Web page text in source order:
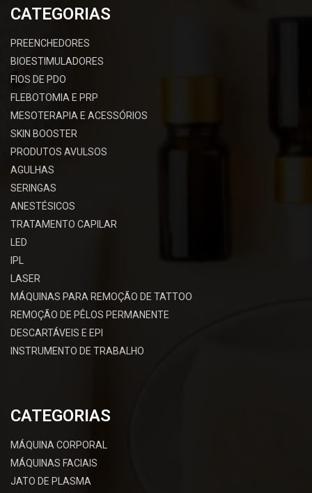
CATEGORIAS
PREENCHEDORES
BIOESTIMULADORES
FIOS DE PDO
FLEBOTOMIA E PRP
MESOTERAPIA E ACESSÓRIOS
SKIN BOOSTER
PRODUTOS AVULSOS
AGULHAS
SERINGAS
ANESTÉSICOS
TRATAMENTO CAPILAR
LED
IPL
LASER
MÁQUINAS PARA REMOÇÃO DE TATTOO
REMOÇÃO DE PÊLOS PERMANENTE
DESCARTÁVEIS E EPI
INSTRUMENTO DE TRABALHO
CATEGORIAS
MÁQUINA CORPORAL
MÁQUINAS FACIAIS
JATO DE PLASMA